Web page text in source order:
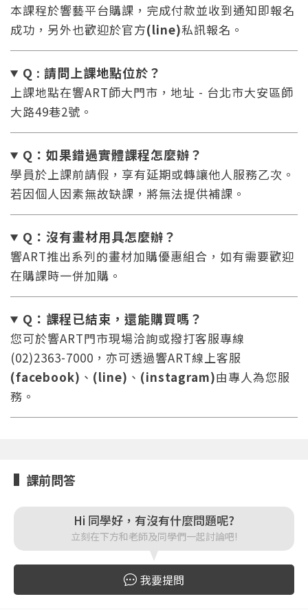
或 或
您將收到一封Email，請依照信件中的指示重新登
系統偵測到您的帳號重複登入，
本課程於響藝平台購課，完成付款並收到通知即報名
成功，另外也歡迎於官方(line)私訊報名。
Q : 請問上課地點位於？
上課地點在響ART師大門市，地址 - 台北市大安區師
大路49巷2號。
Q：如果錯過實體課程怎麼辦？
學員於上課前請假，享有延期或轉讓他人服務乙次。
若因個人因素無故缺課，將無法提供補課。
Q：沒有畫材用具怎麼辦？
響ART推出系列的畫材加購優惠組合，如有需要歡迎
在購課時一併加購。
Q：課程已結束，還能購買嗎？
您可於響ART門市現場洽詢或撥打客服專線
(02)2363-7000，亦可透過響ART線上客服
(facebook) 、 (line) 、 (instagram)由專人為您服
務。
課前問答
Hi 同學好，有沒有什麼問題呢?
立刻在下方和老師及同學們一起討論吧!
我要提問